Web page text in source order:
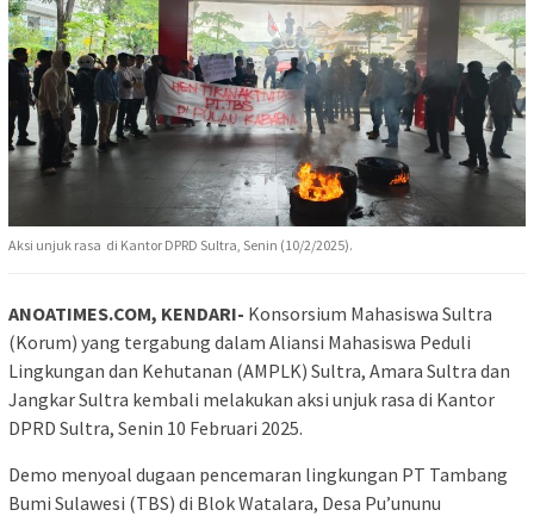
Aksi unjuk rasa di Kantor DPRD Sultra, Senin (10/2/2025).
ANOATIMES.COM, KENDARI- Konsorsium Mahasiswa Sultra
(Korum) yang tergabung dalam Aliansi Mahasiswa Peduli
Lingkungan dan Kehutanan (AMPLK) Sultra, Amara Sultra dan
Jangkar Sultra kembali melakukan aksi unjuk rasa di Kantor
DPRD Sultra, Senin 10 Februari 2025.
Demo menyoal dugaan pencemaran lingkungan PT Tambang
Bumi Sulawesi (TBS) di Blok Watalara, Desa Pu’ununu